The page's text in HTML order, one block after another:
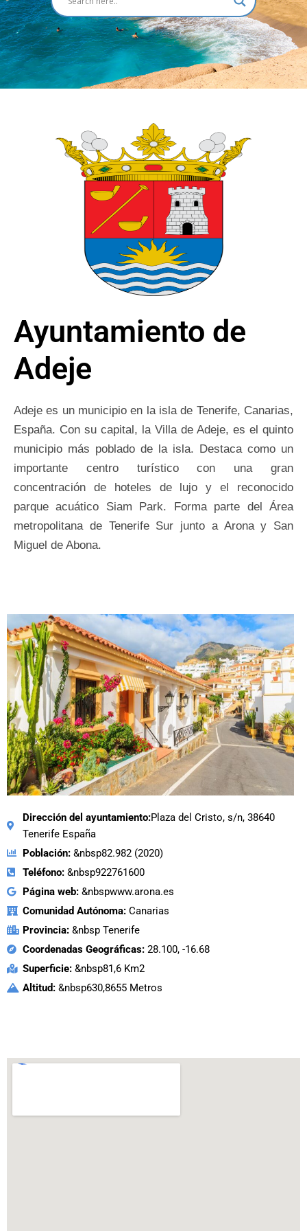
Ayuntamiento de
Adeje
Adeje es un municipio en la isla de Tenerife, Canarias,
España. Con su capital, la Villa de Adeje, es el quinto
municipio más poblado de la isla. Destaca como un
importante centro turístico con una gran
concentración de hoteles de lujo y el reconocido
parque acuático Siam Park. Forma parte del Área
metropolitana de Tenerife Sur junto a Arona y San
Miguel de Abona.
Dirección del ayuntamiento:Plaza del Cristo, s/n, 38640
Tenerife España
Población:&nbsp82.982 (2020)
Teléfono:&nbsp922761600
Página web:&nbspwww.arona.es
Comunidad Autónoma:Canarias
Provincia:&nbsp Tenerife
Coordenadas Geográficas:28.100, -16.68
Superficie:&nbsp81,6 Km2
Altitud:&nbsp630,8655 Metros